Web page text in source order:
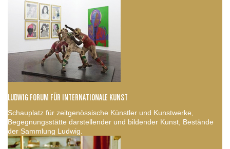
LUDWIG FORUM FÜR INTERNATIONALE KUNST
Schauplatz für zeitgenössische Künstler und Kunstwerke,
Begegnungsstätte darstellender und bildender Kunst, Bestände
der Sammlung Ludwig.